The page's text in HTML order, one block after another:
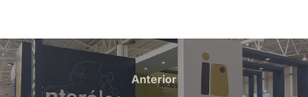
Navegación
de
Anterior
Anterior